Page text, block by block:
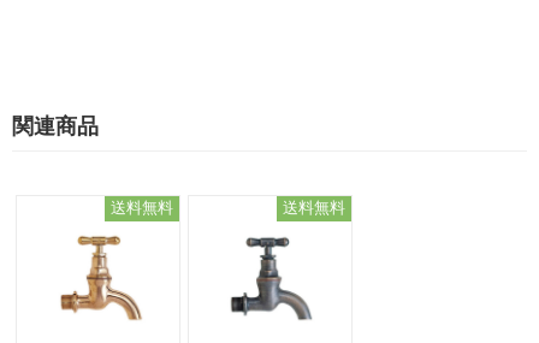
関連商品
送料無料 送料無料